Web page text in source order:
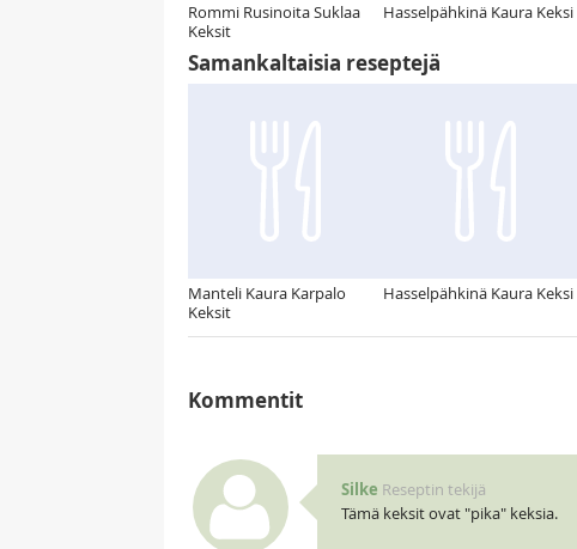
Rommi Rusinoita Suklaa
Keksit
Hasselpähkinä Kaura Keksi
Samankaltaisia reseptejä
Manteli Kaura Karpalo
Keksit
Hasselpähkinä Kaura Keksi
Kommentit
Silke Reseptin tekijä
Tämä keksit ovat "pika" keksia.